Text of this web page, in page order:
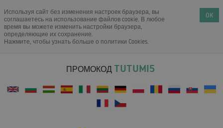
Используя сайт без изменения настроек браузера, вы
соглашаетесь на использование файлов cookie. В любое
время вы можете изменить настройки браузера,
определяющие их сохранение.
Нажмите, чтобы узнать больше о политики Cookies.
OK
ПРОМОКОД TUTUMI5